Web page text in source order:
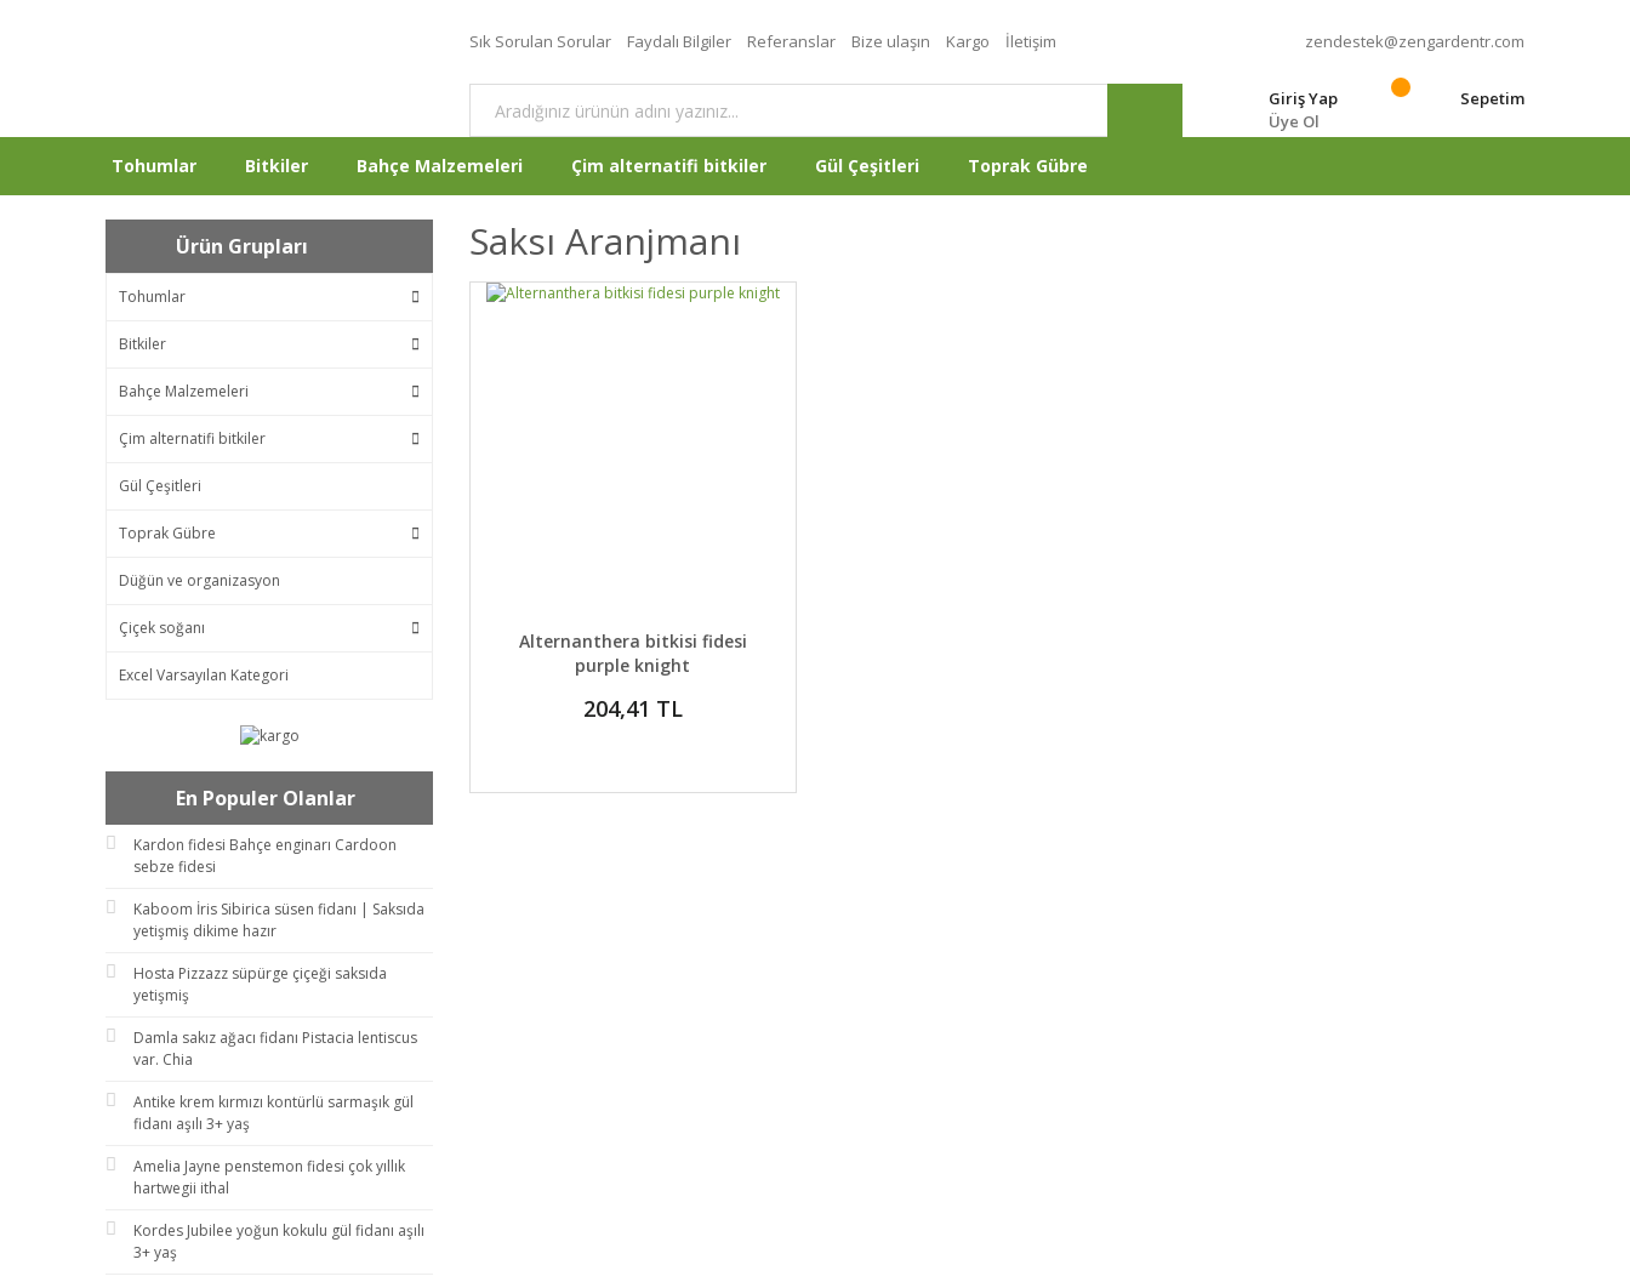
Sık Sorulan Sorular Faydalı Bilgiler Referanslar Bize ulaşın Kargo İletişim zendestek@zengardentr.com
Giriş Yap
Üye Ol
Sepetim
Tohumlar Bitkiler Bahçe Malzemeleri Çim alternatifi bitkiler Gül Çeşitleri Toprak Gübre
Ürün Grupları
Tohumlar
Bitkiler
Bahçe Malzemeleri
Çim alternatifi bitkiler
Gül Çeşitleri
Toprak Gübre
Düğün ve organizasyon
Çiçek soğanı
Excel Varsayılan Kategori
En Populer Olanlar
Kardon fidesi Bahçe enginarı Cardoon
sebze fidesi
Kaboom İris Sibirica süsen fidanı | Saksıda
yetişmiş dikime hazır
Hosta Pizzazz süpürge çiçeği saksıda
yetişmiş
Damla sakız ağacı fidanı Pistacia lentiscus
var. Chia
Antike krem kırmızı kontürlü sarmaşık gül
fidanı aşılı 3+ yaş
Amelia Jayne penstemon fidesi çok yıllık
hartwegii ithal
Kordes Jubilee yoğun kokulu gül fidanı aşılı
3+ yaş
Saksı Aranjmanı
DETAYLAR GELİNCE HABER VER
Alternanthera bitkisi fidesi
purple knight
204,41 TL